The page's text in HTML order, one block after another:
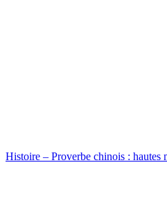
Histoire – Proverbe chinois : hautes